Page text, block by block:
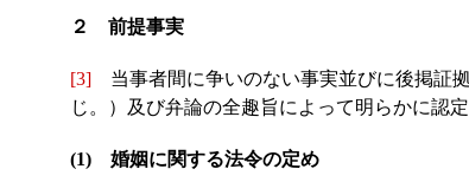
２ 前提事実
[3] 当事者間に争いのない事実並びに後掲証
じ。）及び弁論の全趣旨によって明らかに認
(1) 婚姻に関する法令の定め